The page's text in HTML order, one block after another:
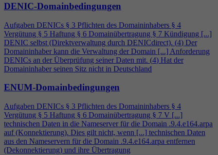
DENIC-Domainbedingungen
Aufgaben DENICs § 3 Pflichten des Domaininhabers § 4
Vergütung § 5 Haftung § 6 Domainübertragung § 7 Kündigung [...]
DENIC selbst (Direktverwaltung durch DENICdirect). (4) Der
Domaininhaber kann die Verwaltung der Domain [...] Anforderung
DENICs an der Überprüfung seiner Daten mit. (4) Hat der
Domaininhaber seinen Sitz nicht in Deutschland
ENUM-Domainbedingungen
Aufgaben DENICs § 3 Pflichten des Domaininhabers § 4
Vergütung § 5 Haftung § 6 Domainübertragung § 7 V [...]
technischen Daten in die Nameserver für die Domain .9.4.e164.arpa
auf (Konnektierung). Dies gilt nicht, wenn [...] technischen Daten
aus den Nameservern für die Domain .9.4.e164.arpa entfernen
(Dekonnektierung) und ihre Übertragung